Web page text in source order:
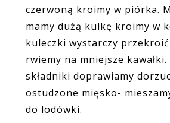
czerwoną kroimy w piórka.
mamy dużą kulkę kroimy w
kuleczki wystarczy przekroić
rwiemy na mniejsze
składniki doprawiamy
ostudzone mięsko-
do lodówki.